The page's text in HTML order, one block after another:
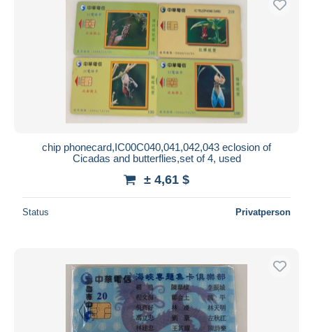
chip phonecard,IC00C040,041,042,043 eclosion of
Cicadas and butterflies,set of 4, used
± 4,61 $
Status Privatperson